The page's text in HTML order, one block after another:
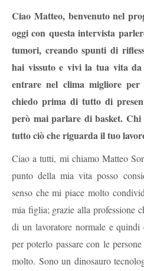
Ciao Matteo, benvenuto nel
oggi con questa intervista
tumori, creando spunti di
hai vissuto e vivi la tua vita da
entrare nel clima migliore
chiedo prima di tutto di
però mai parlare di basket.
tutto ciò che riguarda il tuo
Ciao a tutti, mi chiamo Matteo
punto della mia vita posso
senso che mi piace molto
mia figlia; grazie alla professione
di un lavoratore normale e quindi
per poterlo passare con le
molto. Sono un dinosauro